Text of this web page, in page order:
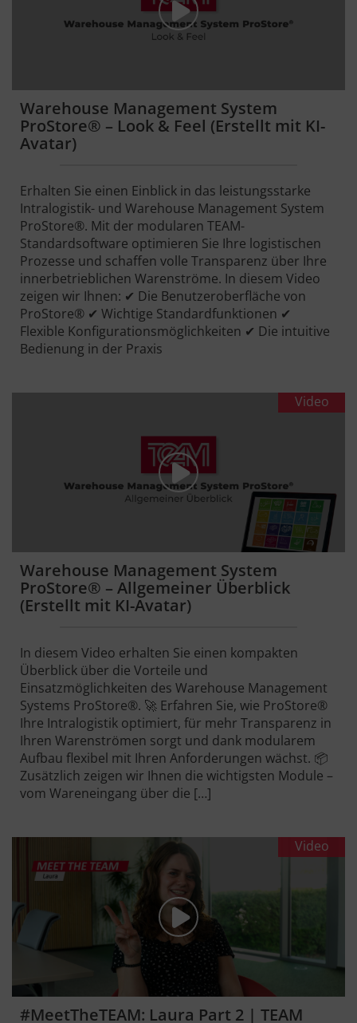
Warehouse Management System
ProStore® – Look & Feel (Erstellt mit KI-
Avatar)
Erhalten Sie einen Einblick in das leistungsstarke
Intralogistik- und Warehouse Management System
ProStore®. Mit der modularen TEAM-
Standardsoftware optimieren Sie Ihre logistischen
Prozesse und schaffen volle Transparenz über Ihre
innerbetrieblichen Warenströme. In diesem Video
zeigen wir Ihnen: ✔ Die Benutzeroberfläche von
ProStore® ✔ Wichtige Standardfunktionen ✔
Flexible Konfigurationsmöglichkeiten ✔ Die intuitive
Bedienung in der Praxis
Video
Warehouse Management System
ProStore® – Allgemeiner Überblick
(Erstellt mit KI-Avatar)
In diesem Video erhalten Sie einen kompakten
Überblick über die Vorteile und
Einsatzmöglichkeiten des Warehouse Management
Systems ProStore®. 🚀 Erfahren Sie, wie ProStore®
Ihre Intralogistik optimiert, für mehr Transparenz in
Ihren Warenströmen sorgt und dank modularem
Aufbau flexibel mit Ihren Anforderungen wächst. 📦
Zusätzlich zeigen wir Ihnen die wichtigsten Module –
vom Wareneingang über die […]
Video
#MeetTheTEAM: Laura Part 2 | TEAM